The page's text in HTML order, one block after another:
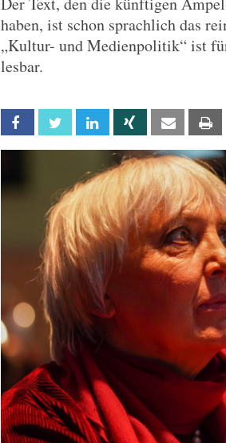
haben, ist schon sprachlich das
„Kultur- und Medienpolitik“ ist
lesbar.
Facebook Twitter Linkedin Xing Email